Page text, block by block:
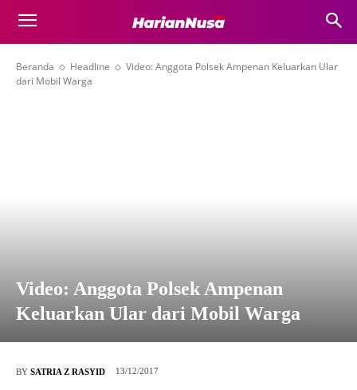
Beranda Headline
Video: Anggota Polsek Ampenan Keluarkan Ular
dari Mobil Warga
Video: Anggota Polsek Ampenan
Keluarkan Ular dari Mobil Warga
BY SATRIA Z RASYID 13/12/2017